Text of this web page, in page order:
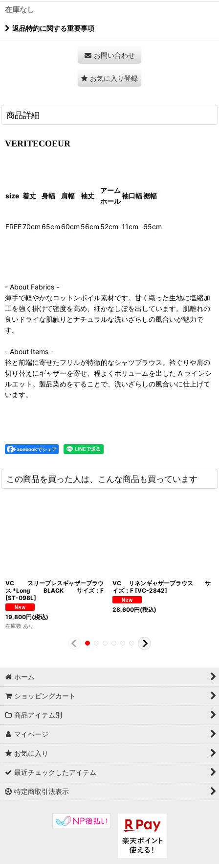
在庫なし
返品特約に関する重要事項
お問い合わせ
お気に入り登録
商品詳細
VERITECOEUR
size 着丈 身幅 肩幅 袖丈
アーム
ホール
袖口幅裾幅
FREE70cm65cm60cm56cm52cm 11cm 65cm
- About Fabrics -
薄手で軽やかなコットンボイル素材です。甘く織った生地に塩縮加
工を強く掛けて密度を高め、細かなしぼを出しています。肌離れの
良いドライな肌触りとナチュラルな洗いざらしの風合いが魅力で
す。
- About Items -
衿と前端に寄せたフリルが特徴的なシャツブラウス。衿ぐりや肩の
切り替えにギャザーを寄せ、程よくボリュームを出した A ラインシ
ルエット。製品染めをすることで、洗いざらしの風合いに仕上げて
います。
Facebookでシェア
この商品を買った人は、こんな商品も買っています
VC スリーブレスギャザーブラウ
ス *Long BLACK サイズ：F
[ST-098L]
19,800円(税込)
在庫数 あり
VC リネンギャザーブラウス サ
イズ；F [VC-2842]
28,600円(税込)
ホーム
ショッピングカート
商品アイテム別
マイページ
お気に入り
最近チェックしたアイテム
特定商取引法表示